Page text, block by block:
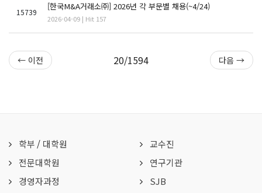
15739
[한국M&A거래소㈜] 2026년 각 부문별 채용(~4/24)
2026-04-09 | Hit 157
← 이전 20/1594 다음 →
학부/ 대학원
전문대학원
경영자과정
교수진
연구기관
SJB